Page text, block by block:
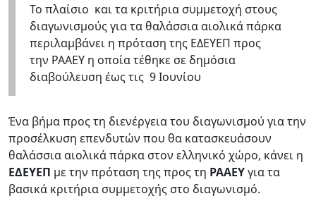
Το πλαίσιο και τα κριτήρια συμμετοχή στους
διαγωνισμούς για τα θαλάσσια αιολικά πάρκα
περιλαμβάνει η πρόταση της ΕΔΕΥΕΠ προς
την ΡΑΑΕΥ η οποία τέθηκε σε δημόσια
διαβούλευση έως τις 9 Ιουνίου
Ένα βήμα προς τη διενέργεια του διαγωνισμού για την
προσέλκυση επενδυτών που θα κατασκευάσουν
θαλάσσια αιολικά πάρκα στον ελληνικό χώρο, κάνει η
ΕΔΕΥΕΠ με την πρόταση της προς τη ΡΑΑΕΥγια τα
βασικά κριτήρια συμμετοχής στο διαγωνισμό.